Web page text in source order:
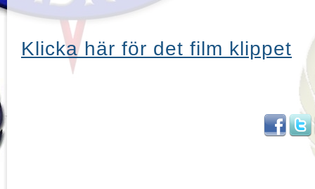
Klicka här för det film klippet